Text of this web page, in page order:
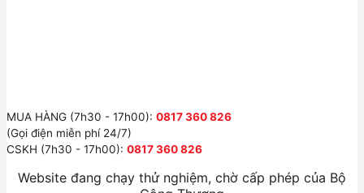
MUA HÀNG (7h30 - 17h00): 0817 360 826
(Gọi điện miễn phí 24/7)
CSKH (7h30 - 17h00): 0817 360 826
Website đang chạy thử nghiệm, chờ cấp phép của Bộ